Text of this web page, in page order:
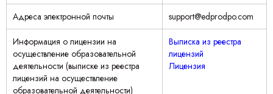
Адреса электронной почты support@edprodpo.com
Информация о лицензии на
осуществление образовательной
деятельности (выписке из реестра
лицензий на осуществление
образовательной деятельности)
Выписка из реестра
лицензий
Лицензия